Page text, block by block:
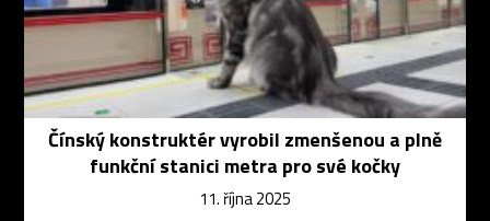
Čínský konstruktér vyrobil zmenšenou a plně
funkční stanici metra pro své kočky
11. října 2025